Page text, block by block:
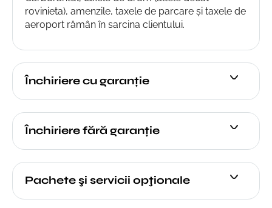
rovinieta), amenzile, taxele de parcare și taxele de
aeroport rămân în sarcina clientului.
Închiriere cu garanție
Închiriere fără garanție
Pachete şi servicii opţionale